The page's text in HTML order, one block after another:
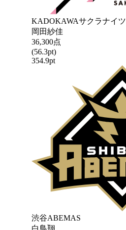
KADOKAWAサクラナイツ
岡田紗佳
36,300点
(56.3pt)
354.9pt
渋谷ABEMAS